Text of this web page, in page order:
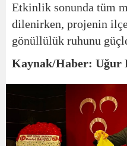
Etkinlik sonunda tüm
dilenirken, projenin
gönüllülük ruhunu
Kaynak/Haber: Uğur